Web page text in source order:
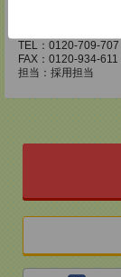
TEL：0120-709-707
FAX：0120-934-611
担当：採用担当